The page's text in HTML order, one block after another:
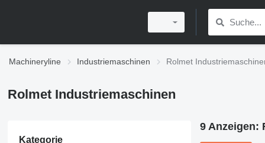
Machineryline Industriemaschinen Rolmet
Rolmet Industriemaschinen
Kategorie
9 Anzeigen: